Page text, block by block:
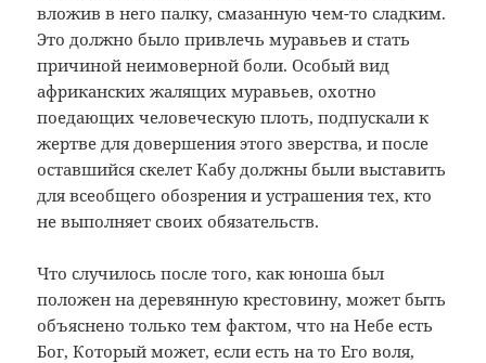
вложив в него палку, смазанную чем-то сладким.
Это должно было привлечь муравьев и стать
причиной неимоверной боли. Особый вид
африканских жалящих муравьев, охотно
поедающих человеческую плоть, подпускали к
жертве для довершения этого зверства, и после
оставшийся скелет Кабу должны были выставить
для всеобщего обозрения и устрашения тех, кто
не выполняет своих обязательств.
Что случилось после того, как юноша был
положен на деревянную крестовину, может быть
объяснено только тем фактом, что на Небе есть
Бог, Который может, если есть на то Его воля,